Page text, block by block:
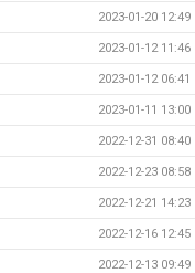
2023-01-20 12:49
2023-01-12 11:46
2023-01-12 06:41
2023-01-11 13:00
2022-12-31 08:40
2022-12-23 08:58
2022-12-21 14:23
2022-12-16 12:45
2022-12-13 09:49